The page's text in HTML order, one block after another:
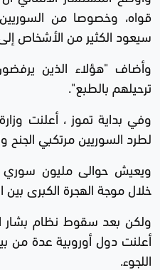
قواه، وخصوصا من
سيعود الكثير من الأشخاص
وأضاف "هؤلاء الذين
ترحيلهم بالطبع".
وفي بداية تموز ، أعلنت
لطرد السوريين مرتكبي الجنح
ويعيش حوالى مليون سوري
خلال موجة الهجرة الكبرى بين العامين
أعلنت دول أوروبية عدة من
اللجوء.